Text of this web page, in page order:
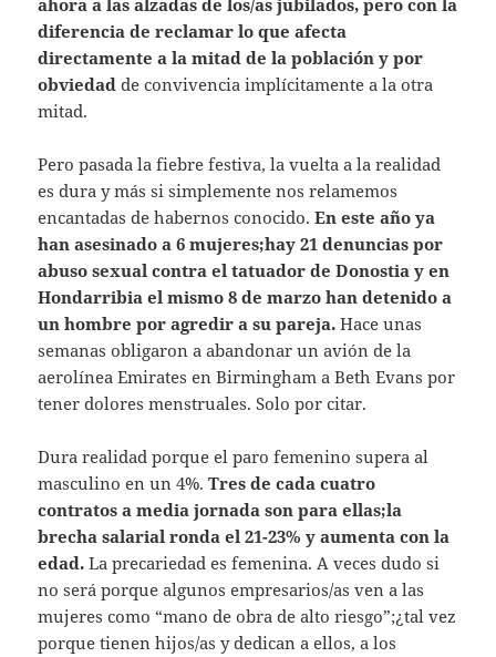
ahora a las alzadas de los/as jubilados, pero con la
diferencia de reclamar lo que afecta
directamente a la mitad de la población y por
obviedad de convivencia implícitamente a la otra
mitad.
Pero pasada la fiebre festiva, la vuelta a la realidad
es dura y más si simplemente nos relamemos
encantadas de habernos conocido.En este año ya
han asesinado a 6 mujeres;hay 21 denuncias por
abuso sexual contra el tatuador de Donostia y en
Hondarribia el mismo 8 de marzo han detenido a
un hombre por agredir a su pareja. Hace unas
semanas obligaron a abandonar un avión de la
aerolínea Emirates en Birmingham a Beth Evans por
tener dolores menstruales. Solo por citar.
Dura realidad porque el paro femenino supera al
masculino en un 4%.Tres de cada cuatro
contratos a media jornada son para ellas;la
brecha salarial ronda el 21-23% y aumenta con la
edad. La precariedad es femenina. A veces dudo si
no será porque algunos empresarios/as ven a las
mujeres como “mano de obra de alto riesgo”;¿tal vez
porque tienen hijos/as y dedican a ellos, a los